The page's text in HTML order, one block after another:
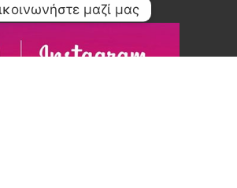
μαζί μας